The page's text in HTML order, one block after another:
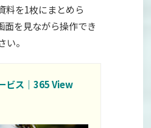
料を1枚にまとめら
面を見ながら操作でき
。
ビス｜365 View